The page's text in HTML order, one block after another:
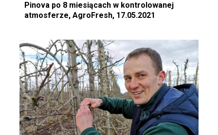
Pinova po 8 miesiącach w kontrolowanej
atmosferze, AgroFresh, 17.05.2021